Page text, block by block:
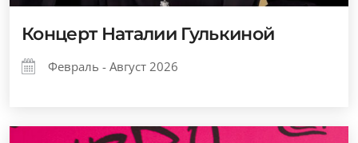
Концерт Наталии Гулькиной
Февраль - Август 2026